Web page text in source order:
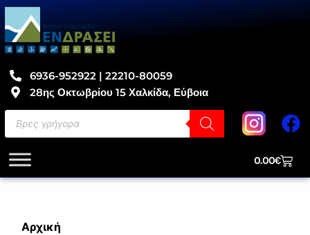
6936-952922 | 22210-80059
28ης Οκτωβρίου 15 Χαλκίδα, Εύβοια
0.00€
Αρχική